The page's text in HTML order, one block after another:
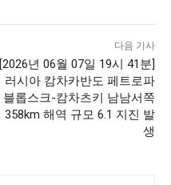
다음 기사
[2026년 06월 07일 19시 41분]
러시아 캄차카반도 페트로파
블롭스크-캄차츠키 남남서쪽
358km 해역 규모 6.1 지진 발
생